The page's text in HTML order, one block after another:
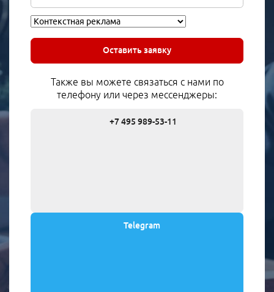
Оставить заявку
Также вы можете связаться с нами по
телефону или через мессенджеры:
+7 495 989-53-11
Telegram